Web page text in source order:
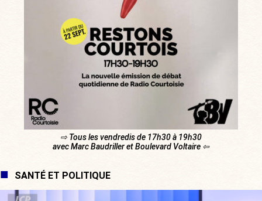
⇨ Tous les vendredis de 17h30 à 19h30
avec Marc Baudriller et Boulevard Voltaire ⇦
SANTÉ ET POLITIQUE